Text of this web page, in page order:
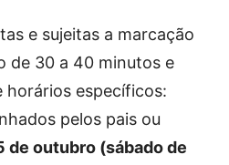
Youtube
o Jornal
Contactos
e sujeitas a marcação
de 30 a 40 minutos e
horários específicos:
pelos pais ou
de outubro (sábado de